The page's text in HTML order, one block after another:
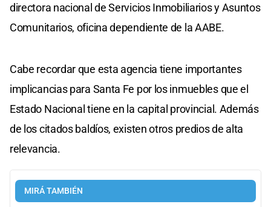
directora nacional de Servicios Inmobiliarios y Asuntos
Comunitarios, oficina dependiente de la AABE.
Cabe recordar que esta agencia tiene importantes
implicancias para Santa Fe por los inmuebles que el
Estado Nacional tiene en la capital provincial. Además
de los citados baldíos, existen otros predios de alta
relevancia.
MIRÁ TAMBIÉN